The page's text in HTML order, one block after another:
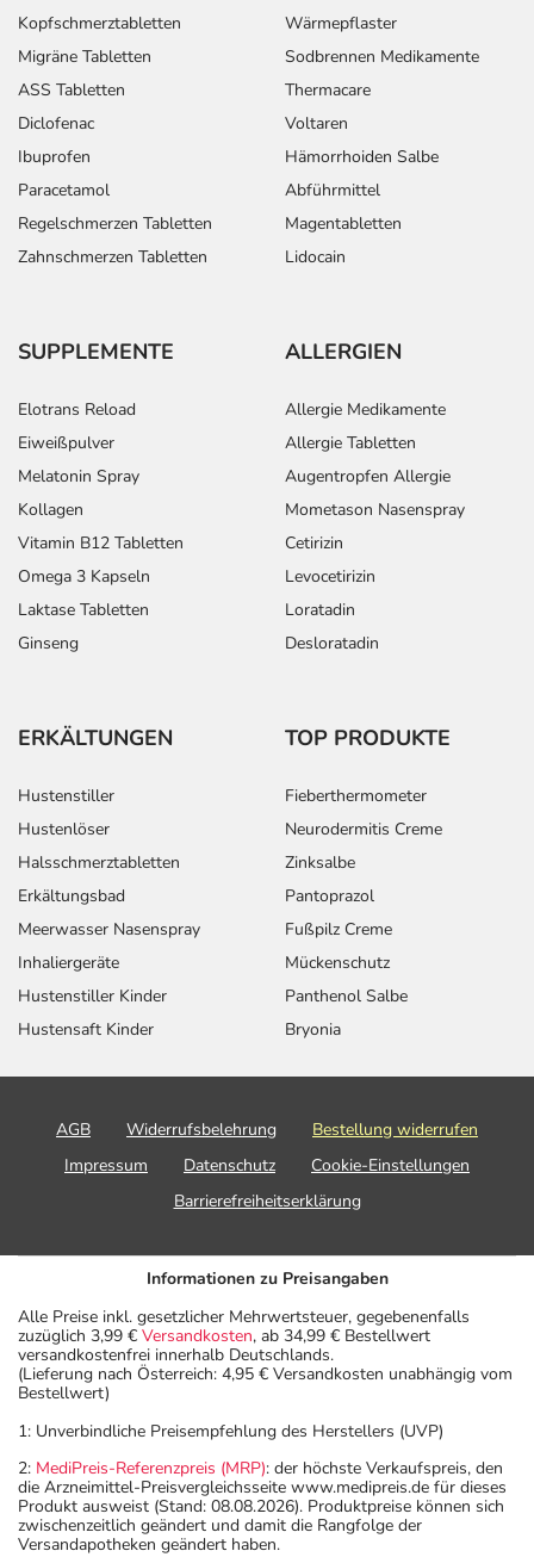
Kopfschmerztabletten
Migräne Tabletten
ASS Tabletten
Diclofenac
Ibuprofen
Paracetamol
Regelschmerzen Tabletten
Zahnschmerzen Tabletten
Wärmepflaster
Sodbrennen Medikamente
Thermacare
Voltaren
Hämorrhoiden Salbe
Abführmittel
Magentabletten
Lidocain
SUPPLEMENTE
Elotrans Reload
Eiweißpulver
Melatonin Spray
Kollagen
Vitamin B12 Tabletten
Omega 3 Kapseln
Laktase Tabletten
Ginseng
ALLERGIEN
Allergie Medikamente
Allergie Tabletten
Augentropfen Allergie
Mometason Nasenspray
Cetirizin
Levocetirizin
Loratadin
Desloratadin
ERKÄLTUNGEN
Hustenstiller
Hustenlöser
Halsschmerztabletten
Erkältungsbad
Meerwasser Nasenspray
Inhaliergeräte
Hustenstiller Kinder
Hustensaft Kinder
TOP PRODUKTE
Fieberthermometer
Neurodermitis Creme
Zinksalbe
Pantoprazol
Fußpilz Creme
Mückenschutz
Panthenol Salbe
Bryonia
AGB Widerrufsbelehrung
Bestellung widerrufen
Impressum
Datenschutz
Cookie-Einstellungen
Barrierefreiheitserklärung
Informationen zu Preisangaben
Alle Preise inkl. gesetzlicher Mehrwertsteuer, gegebenenfalls
zuzüglich 3,99 € Versandkosten, ab 34,99 € Bestellwert
versandkostenfrei innerhalb Deutschlands.
(Lieferung nach Österreich: 4,95 € Versandkosten unabhängig vom
Bestellwert)
1: Unverbindliche Preisempfehlung des Herstellers (UVP)
2: MediPreis-Referenzpreis (MRP): der höchste Verkaufspreis, den
die Arzneimittel-Preisvergleichsseite www.medipreis.de für dieses
Produkt ausweist (Stand: 08.08.2026). Produktpreise können sich
zwischenzeitlich geändert und damit die Rangfolge der
Versandapotheken geändert haben.